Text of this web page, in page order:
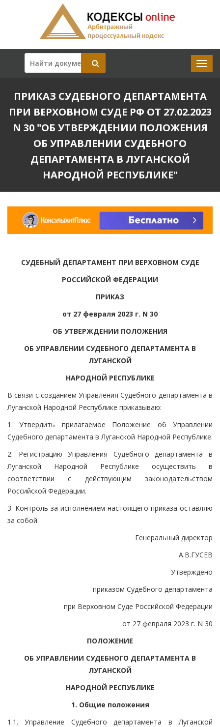
ПРИКАЗ СУДЕБНОГО ДЕПАРТАМЕНТА
ПРИ ВЕРХОВНОМ СУДЕ РФ ОТ 27.02.2023
N 30 "ОБ УТВЕРЖДЕНИИ ПОЛОЖЕНИЯ
ОБ УПРАВЛЕНИИ СУДЕБНОГО
ДЕПАРТАМЕНТА В ЛУГАНСКОЙ
НАРОДНОЙ РЕСПУБЛИКЕ"
СУДЕБНЫЙ ДЕПАРТАМЕНТ ПРИ ВЕРХОВНОМ СУДЕ
РОССИЙСКОЙ ФЕДЕРАЦИИ
ПРИКАЗ
от 27 февраля 2023 г. N 30
ОБ УТВЕРЖДЕНИИ ПОЛОЖЕНИЯ
ОБ УПРАВЛЕНИИ СУДЕБНОГО ДЕПАРТАМЕНТА В
ЛУГАНСКОЙ
НАРОДНОЙ РЕСПУБЛИКЕ
В связи с созданием Управления Судебного департамента в
Луганской Народной Республике приказываю:
1. Утвердить прилагаемое Положение об Управлении
Судебного департамента в Луганской Народной Республике.
2. Регистрацию Управления Судебного департамента в
Луганской Народной Республике осуществить в
соответствии с действующим законодательством
Российской Федерации.
3. Контроль за исполнением настоящего приказа оставляю
за собой.
Генеральный директор
А.В.ГУСЕВ
Утверждено
приказом Судебного департамента
при Верховном Суде Российской Федерации
от 27 февраля 2023 г. N 30
ПОЛОЖЕНИЕ
ОБ УПРАВЛЕНИИ СУДЕБНОГО ДЕПАРТАМЕНТА В
ЛУГАНСКОЙ
НАРОДНОЙ РЕСПУБЛИКЕ
1. Общие положения
1.1. Управление Судебного департамента в Луганской